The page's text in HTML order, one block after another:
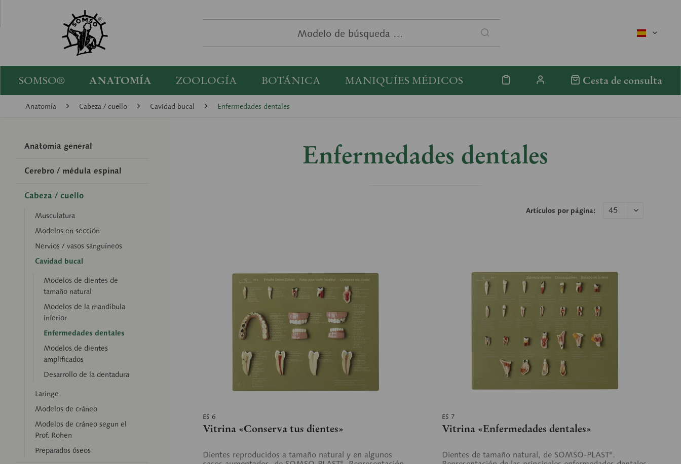
spanisch
SOMSO® ANATOMÍA ZOOLOGÍA BOTÁNICA MANIQUÍES MÉDICOS Cesta de consulta
Anatomía Cabeza / cuello Cavidad bucal Enfermedades dentales
Anatomía general
Cerebro / médula espinal
Cabeza / cuello
Musculatura
Modelos en sección
Nervios / vasos sanguíneos
Cavidad bucal
Modelos de dientes de
tamaño natural
Modelos de la mandíbula
inferior
Enfermedades dentales
Modelos de dientes
amplificados
Desarrollo de la dentadura
Laringe
Modelos de cráneo
Modelos de cráneo segun el
Prof. Rohen
Preparados óseos
Enfermedades dentales
Artículos por página:
ES 6
Vitrina «Conserva tus dientes»
Dientes reproducidos a tamaño natural y en algunos
ES 7
Vitrina «Enfermedades dentales»
Dientes de tamaño natural, de SOMSO-PLAST®.